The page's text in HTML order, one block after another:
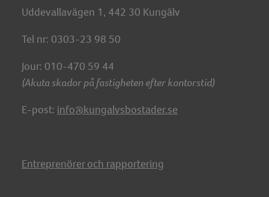
Uddevallavägen 1, 442 30 Kungälv
Tel nr: 0303-23 98 50
Jour: 010-470 59 44
(Akuta skador på fastigheten efter kontorstid)
E-post: info@kungalvsbostader.se
Entreprenörer och rapportering